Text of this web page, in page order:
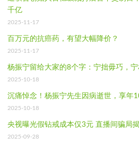
千亿
2025-11-17
百万元的抗癌药，有望大幅降价？
2025-11-17
杨振宁留给大家的8个字：宁拙毋巧，
2025-10-18
沉痛悼念！杨振宁先生因病逝世，享年
2025-10-18
央视曝光假钻戒成本仅3元 直播间骗局
2025-09-28